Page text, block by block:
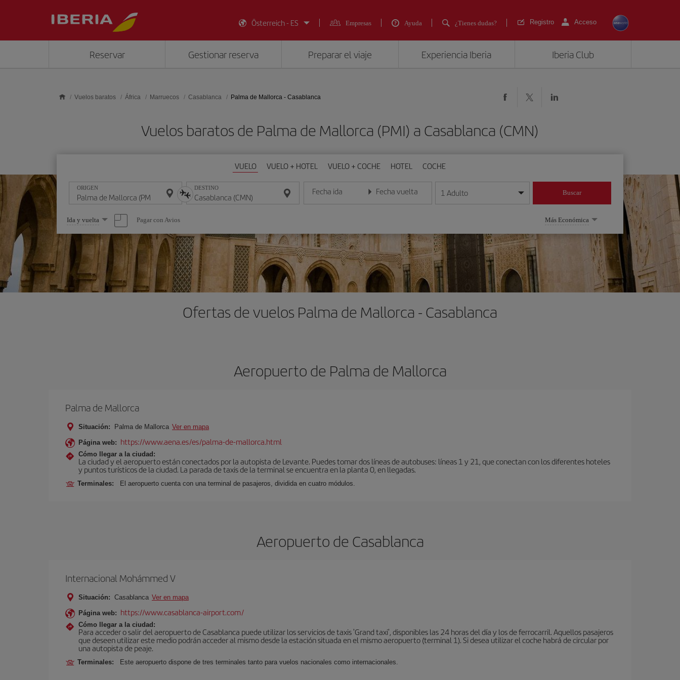
Österreich - ES
Empresas Ayuda ¿Tienes dudas? Registro Acceso
Reservar Gestionar reserva Preparar el viaje Experiencia Iberia Iberia Club
Vuelos baratos África Marruecos Casablanca Palma de Mallorca - Casablanca
Vuelos baratos de Palma de Mallorca (PMI) a Casablanca (CMN)
VUELO VUELO + HOTEL VUELO + COCHE HOTEL COCHE
ORIGEN DESTINO Fecha ida
Introduce la fecha en formato día/mes/año
Fecha vuelta
Introduce la fecha en formato día/mes/año
1 Adulto Buscar
Seleccione
una
opción
Ida y vuelta Pagar con Avios Más Económica
Ofertas de vuelos Palma de Mallorca - Casablanca
Aeropuerto de Palma de Mallorca
Palma de Mallorca
Situación: Palma de Mallorca Ver en mapa
Página web: https://www.aena.es/es/palma-de-mallorca.html
Cómo llegar a la ciudad:
La ciudad y el aeropuerto están conectados por la autopista de Levante. Puedes tomar dos líneas de autobuses: líneas 1 y 21, que conectan con los diferentes hoteles
y puntos turísticos de la ciudad. La parada de taxis de la terminal se encuentra en la planta 0, en llegadas.
Terminales: El aeropuerto cuenta con una terminal de pasajeros, dividida en cuatro módulos.
Aeropuerto de Casablanca
Internacional Mohámmed V
Situación: Casablanca Ver en mapa
Página web: https://www.casablanca-airport.com/
Cómo llegar a la ciudad:
Para acceder o salir del aeropuerto de Casablanca puede utilizar los servicios de taxis 'Grand taxi', disponibles las 24 horas del día y los de ferrocarril. Aquellos pasajeros
que deseen utilizar este medio podrán acceder al mismo desde la estación situada en el mismo aeropuerto (terminal 1). Si desea utilizar el coche habrá de circular por
una autopista de peaje.
Terminales: Este aeropuerto dispone de tres terminales tanto para vuelos nacionales como internacionales.